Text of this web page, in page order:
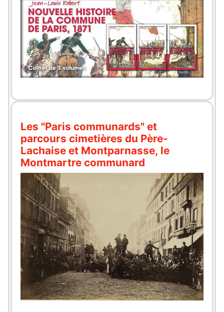
Les "Paris communards" et
parcours cimetières du Père-
Lachaise et Montparnasse, le
Montmartre communard